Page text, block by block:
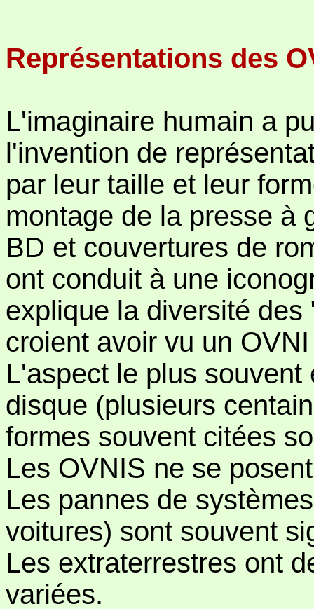
Représentations des
L'imaginaire humain a
l'invention de
par leur taille et leur
montage de la presse à
BD et couvertures de
ont conduit à une
explique la diversité
croient avoir vu un
L'aspect le plus
disque (plusieurs
formes souvent citées
Les OVNIS ne se
Les pannes de
voitures) sont souvent
Les extraterrestres ont
variées.